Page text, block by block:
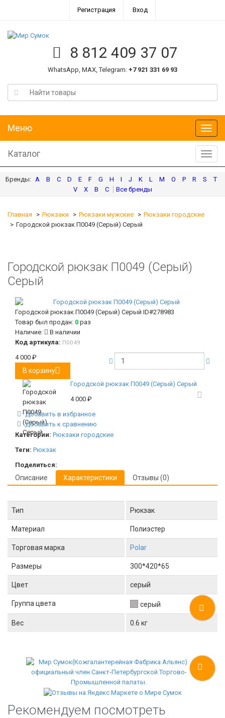
Регистрация Вход
8 812 409 37 07
WhatsApp, MAX, Telegram: +7 921 331 69 93
Меню
Меню
Каталог
A B C D E F G H I J K L M O P R S
T
V
X В С
Главная Рюкзаки Рюкзаки мужские
Рюкзаки городские
Городской рюкзак П0049 (Серый) Серый
Городской рюкзак П0049 (Серый)
Серый
Городской рюкзак П0049 (Серый) Серый ID#278983
Товар был продан: 0 раз
Наличие:
В наличии
Код артикула: П0049
4 000 ₽
В корзину
Городской рюкзак П0049 (Серый) Серый
4 000 ₽
Добавить в избранное
Добавить к сравнению
Категории: Рюкзаки городские
Теги: Рюкзак
Поделиться:
Описание Характеристики Отзывы (0)
Тип Рюкзак
Материал Полиэстер
Торговая марка Polar
Размеры 300*420*65
Цвет серый
Группа цвета серый
Вес 0.6 кг
Рекомендуем посмотреть